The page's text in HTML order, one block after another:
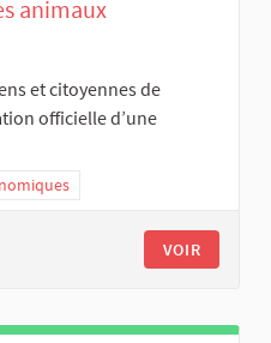
animaux
et citoyennes de
officielle d’une
VOIR